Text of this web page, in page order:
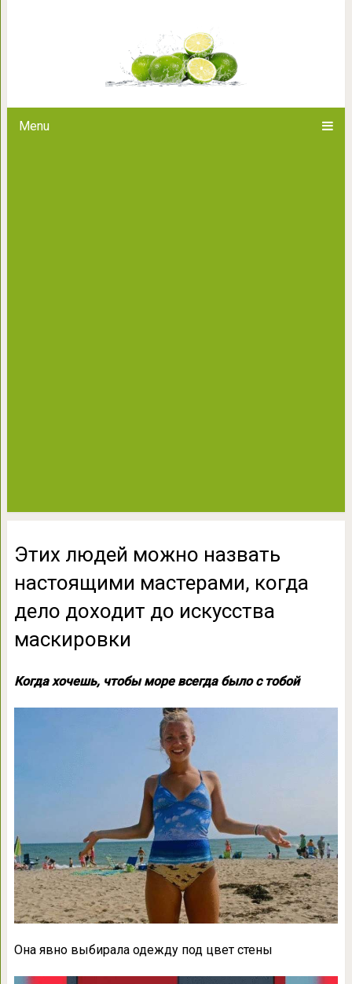
Menu
дело доходит до
Этих людей можно назвать
настоящими мастерами, когда
дело доходит до искусства
маскировки
Когда хочешь, чтобы море всегда было с тобой
Она явно выбирала одежду под цвет стены